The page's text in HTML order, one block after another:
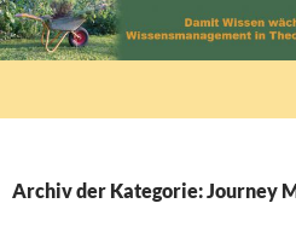
Zum
Inhalt
Archiv der Kategorie: Journey